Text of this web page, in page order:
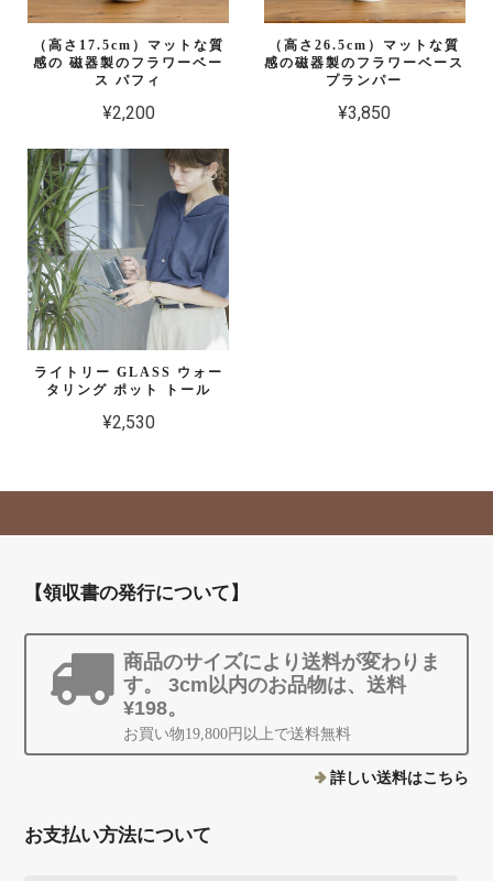
（高さ17.5cm）マットな質
感の 磁器製のフラワーベー
ス パフィ
¥2,200
（高さ26.5cm）マットな質
感の磁器製のフラワーベース
プランパー
¥3,850
ライトリー GLASS ウォー
タリング ポット トール
¥2,530
【領収書の発行について】
商品のサイズにより送料が変わりま
す。 3cm以内のお品物は、送料
¥198。
お買い物19,800円以上で送料無料
詳しい送料はこちら
お支払い方法について